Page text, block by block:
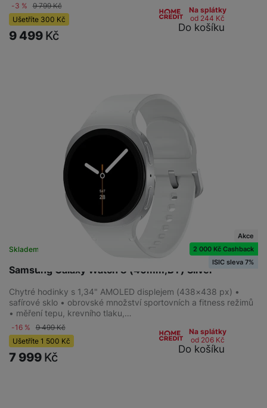
-3 % 9 799Kč
Ušetříte 300 Kč
9 499 Kč
Na splátky
od 244 Kč
Do košíku
Samsung Galaxy Watch 8 (40mm,BT) Silver
Skladem na prodejně
Akce
2 000 Kč Cashback
ISIC sleva 7%
Chytré hodinky s 1,34" AMOLED displejem (438×438 px) •
safírové sklo • obrovské množství sportovních a fitness režimů
• měření tepu, krevního tlaku,…
-16 % 9 499Kč
Ušetříte 1 500 Kč
7 999 Kč
Na splátky
od 206 Kč
Do košíku